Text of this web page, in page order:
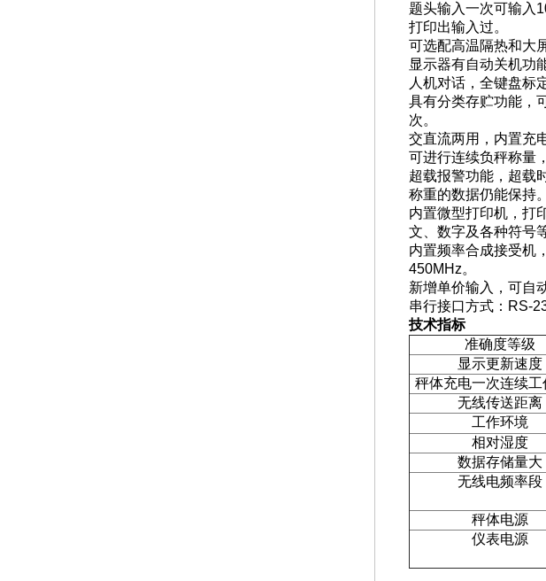
题头输入一次可输入
打印出输入过。
可选配高温隔热和大
显示器有自动关机功能
人机对话，全键盘标
具有分类存贮功能，
次。
交直流两用，内置充
可进行连续负秤称量
超载报警功能，超载
称重的数据仍能保持。
内置微型打印机，打
文、数字及各种符号等
内置频率合成接受机
450MHz。
新增单价输入，可自
串行接口方式： RS-
技术指标
准确度等级
显示更新速度
秤体充电一次连续工
无线传送距离
工作环境
相对湿度
数据存储量大
无线电频率段
秤体电源
仪表电源